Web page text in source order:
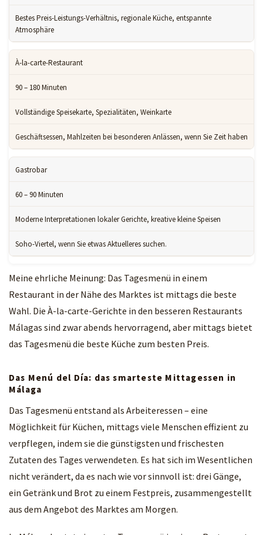
Bestes Preis-Leistungs-Verhältnis, regionale Küche, entspannte
Atmosphäre
À-la-carte-Restaurant
90 – 180 Minuten
Vollständige Speisekarte, Spezialitäten, Weinkarte
Geschäftsessen, Mahlzeiten bei besonderen Anlässen, wenn Sie Zeit haben
Gastrobar
60 – 90 Minuten
Moderne Interpretationen lokaler Gerichte, kreative kleine Speisen
Soho-Viertel, wenn Sie etwas Aktuelleres suchen.
Meine ehrliche Meinung: Das Tagesmenü in einem
Restaurant in der Nähe des Marktes ist mittags die beste
Wahl. Die À-la-carte-Gerichte in den besseren Restaurants
Málagas sind zwar abends hervorragend, aber mittags bietet
das Tagesmenü die beste Küche zum besten Preis.
Das Menú del Día: das smarteste Mittagessen in
Málaga
Das Tagesmenü entstand als Arbeiteressen – eine
Möglichkeit für Küchen, mittags viele Menschen effizient zu
verpflegen, indem sie die günstigsten und frischesten
Zutaten des Tages verwendeten. Es hat sich im Wesentlichen
nicht verändert, da es nach wie vor sinnvoll ist: drei Gänge,
ein Getränk und Brot zu einem Festpreis, zusammengestellt
aus dem Angebot des Marktes am Morgen.